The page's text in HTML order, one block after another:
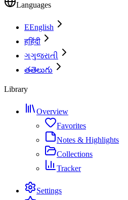
Languages
EEnglish
हहिंदी
ગગુજરાતી
తతెలుగు
Library
Overview
Favorites
Notes & Highlights
Collections
Tracker
Settings